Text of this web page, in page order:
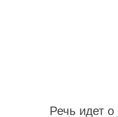
Речь идет о